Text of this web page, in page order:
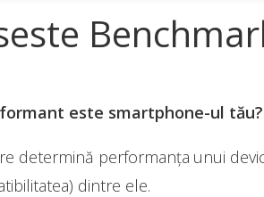
este smartphone-ul tău?
determină performanța unui
dintre ele.